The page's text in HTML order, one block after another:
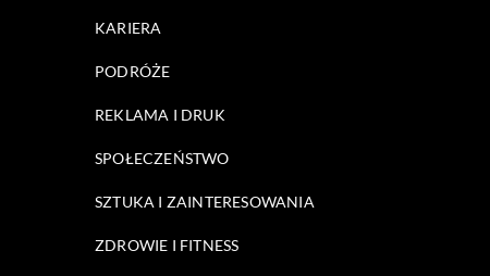
KARIERA
PODRÓŻE
REKLAMA I DRUK
SPOŁECZEŃSTWO
SZTUKA I ZAINTERESOWANIA
ZDROWIE I FITNESS